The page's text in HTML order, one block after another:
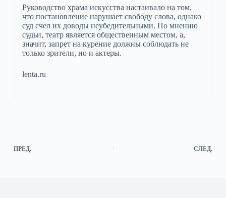
Руководство храма искусства настаивало на том,
что постановление нарушает свободу слова, однако
суд счел их доводы неубедительными. По мнению
судьи, театр является общественным местом, а,
значит, запрет на курение должны соблюдать не
только зрители, но и актеры.
lenta.ru
ПРЕД. СЛЕД.